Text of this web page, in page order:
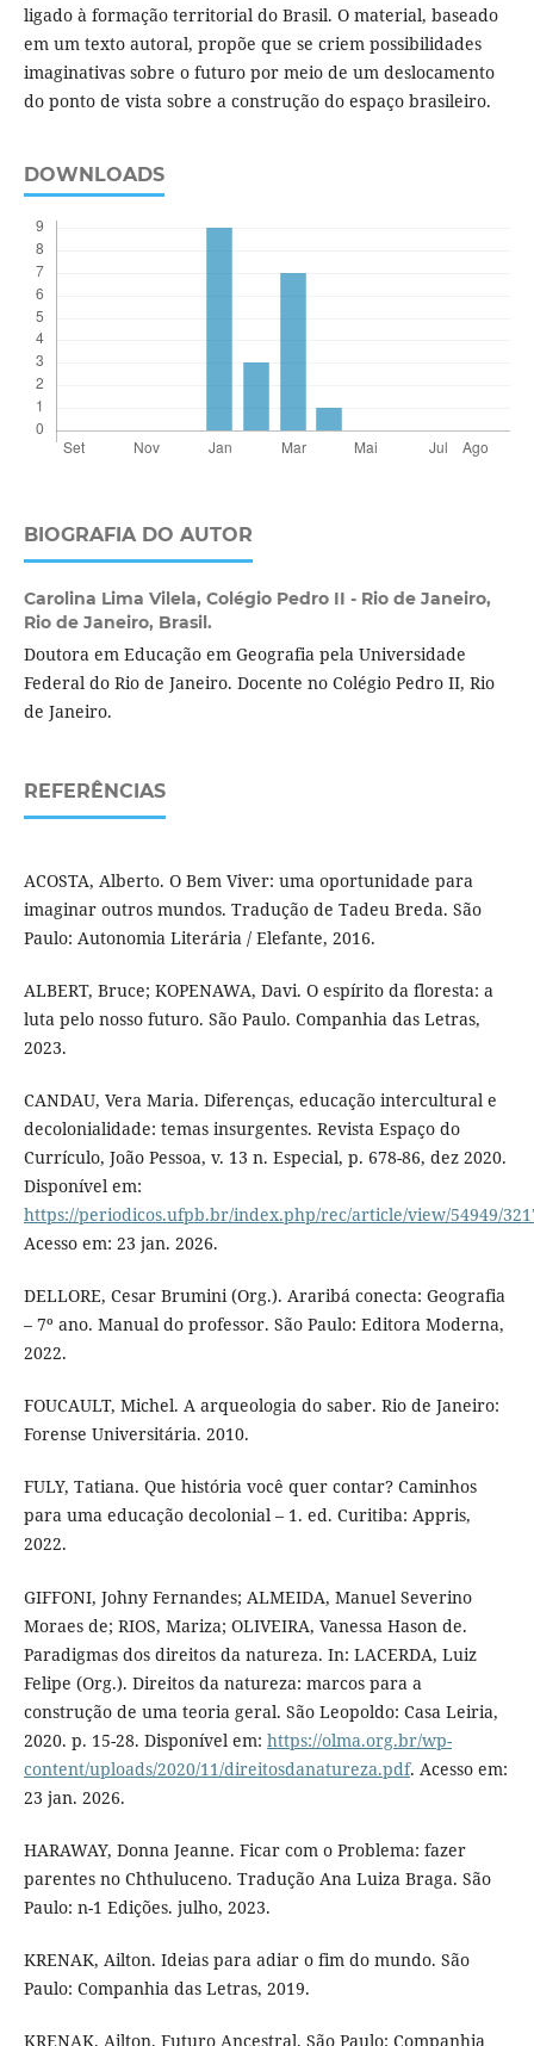
ligado à formação territorial do Brasil. O material, baseado
em um texto autoral, propõe que se criem possibilidades
imaginativas sobre o futuro por meio de um deslocamento
do ponto de vista sobre a construção do espaço brasileiro.
DOWNLOADS
BIOGRAFIA DO AUTOR
Carolina Lima Vilela, Colégio Pedro II - Rio de Janeiro,
Rio de Janeiro, Brasil.
Doutora em Educação em Geografia pela Universidade
Federal do Rio de Janeiro. Docente no Colégio Pedro II, Rio
de Janeiro.
REFERÊNCIAS
ACOSTA, Alberto. O Bem Viver: uma oportunidade para
imaginar outros mundos. Tradução de Tadeu Breda. São
Paulo: Autonomia Literária / Elefante, 2016.
ALBERT, Bruce; KOPENAWA, Davi. O espírito da floresta: a
luta pelo nosso futuro. São Paulo. Companhia das Letras,
2023.
CANDAU, Vera Maria. Diferenças, educação intercultural e
decolonialidade: temas insurgentes. Revista Espaço do
Currículo, João Pessoa, v. 13 n. Especial, p. 678-86, dez 2020.
Disponível em:
https://periodicos.ufpb.br/index.php/rec/article/view/54949/
Acesso em: 23 jan. 2026.
DELLORE, Cesar Brumini (Org.). Araribá conecta: Geografia
– 7º ano. Manual do professor. São Paulo: Editora Moderna,
2022.
FOUCAULT, Michel. A arqueologia do saber. Rio de Janeiro:
Forense Universitária. 2010.
FULY, Tatiana. Que história você quer contar? Caminhos
para uma educação decolonial – 1. ed. Curitiba: Appris,
2022.
GIFFONI, Johny Fernandes; ALMEIDA, Manuel Severino
Moraes de; RIOS, Mariza; OLIVEIRA, Vanessa Hason de.
Paradigmas dos direitos da natureza. In: LACERDA, Luiz
Felipe (Org.). Direitos da natureza: marcos para a
construção de uma teoria geral. São Leopoldo: Casa Leiria,
2020. p. 15-28. Disponível em: https://olma.org.br/wp-
content/uploads/2020/11/direitosdanatureza.pdf. Acesso em:
23 jan. 2026.
HARAWAY, Donna Jeanne. Ficar com o Problema: fazer
parentes no Chthuluceno. Tradução Ana Luiza Braga. São
Paulo: n-1 Edições. julho, 2023.
KRENAK, Ailton. Ideias para adiar o fim do mundo. São
Paulo: Companhia das Letras, 2019.
KRENAK. Ailton. Futuro Ancestral. São Paulo: Companhia